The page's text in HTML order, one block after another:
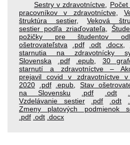
Sestry v zdravotníctve
Počet
pracovníkov v zdravotníctve,
štruktúra sestier,Veková
sestier podľa zriaďovateľa
požičky pre študentov
ošetrovateľstva
.pdf .odt .docx
starnutia na zdravotnícky
Slovenska
.pdf .epub
30
starnutí a zdravotníctve –
prejavil covid v zdravotníctve
2020
.pdf .epub ,Stav
na Slovensku
.pdf .odt
Vzdelávanie sestier
.pdf .odt
Zmeny platových podmienok
.pdf .odt .docx